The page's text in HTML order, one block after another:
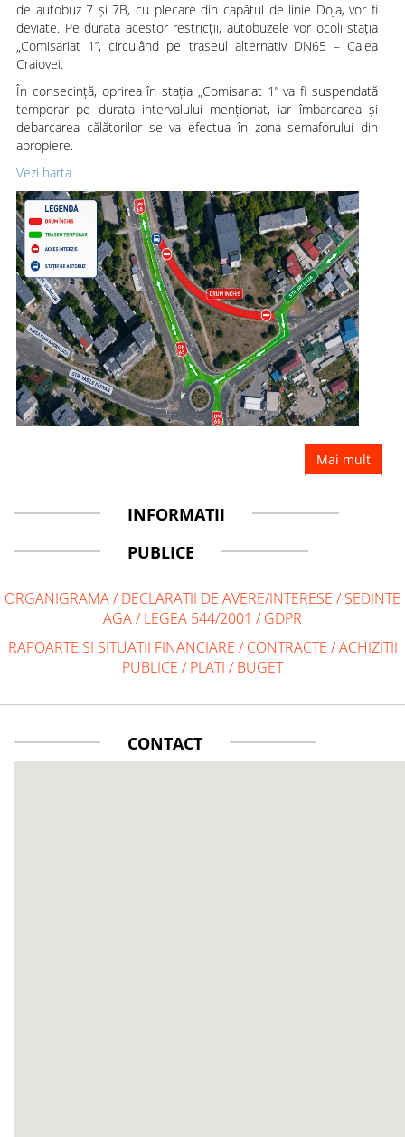
de autobuz 7 și 7B, cu plecare din capătul de linie Doja, vor fi
deviate. Pe durata acestor restricții, autobuzele vor ocoli stația
„Comisariat 1”, circulând pe traseul alternativ DN65 – Calea
Craiovei.
În consecință, oprirea în stația „Comisariat 1” va fi suspendată
temporar pe durata intervalului menționat, iar îmbarcarea și
debarcarea călătorilor se va efectua în zona semaforului din
apropiere.
Vezi harta
.....
Mai mult
INFORMATII
PUBLICE
ORGANIGRAMA/DECLARATII DE AVERE/INTERESE /SEDINTE
AGA/LEGEA 544/2001 /GDPR
RAPOARTE SI SITUATII FINANCIARE /CONTRACTE /ACHIZITII
PUBLICE /PLATI /BUGET
CONTACT